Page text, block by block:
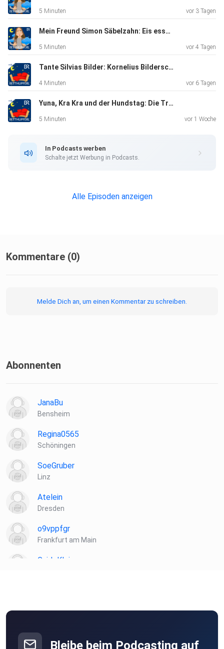
5 Minuten vor 3 Tagen
Mein Freund Simon Säbelzahn: Eis essen | Eine Gute-Nacht-Geschichte ab 5 Jahren
5 Minuten vor 4 Tagen
Tante Silvias Bilder: Kornelius Bilderschreck | Eine Gute-Nacht-Geschichte ab 5 Jahren / Mundart Oberfranken
4 Minuten vor 6 Tagen
Yuna, Kra Kra und der Hundstag: Die Tropennacht | Eine Gute-Nacht-Geschichte ab 5 Jahren
5 Minuten vor 1 Woche
In Podcasts werben
Schalte jetzt Werbung in Podcasts.
Alle Episoden anzeigen
Kommentare (0)
Melde Dich an, um einen Kommentar zu schreiben.
Abonnenten
JanaBu
Bensheim
Regina0565
Schöningen
SoeGruber
Linz
Atelein
Dresden
o9vppfgr
Frankfurt am Main
GuidoKlein
Bleibe beim Podcasting auf